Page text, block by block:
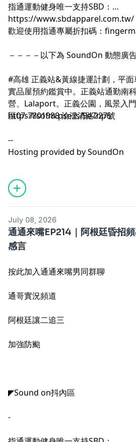
指通運動健身唯一支持SBD：
https://www.sbdapparel.com.tw/
歡迎使用指通專屬折扣碼：
－－－－以下為 SoundOn 動態廣
#高雄 正義站&黃線捷運計劃，平
實品屋預約鑑賞中。正義站通勤南
營、Lalaport。正義公園，風景入
區07-7801988 洽澄清路227號
https://sofm.pse.is/9e7np6
--
Hosting provided bySoundOn
July 08, 2026
通通來嘴EP214｜阿根廷昏招
感言
按此加入通通來嘴男同群聊
通哥實況頻道
阿根廷讓二追三
加強防颱
◤Sound on抖內區
-